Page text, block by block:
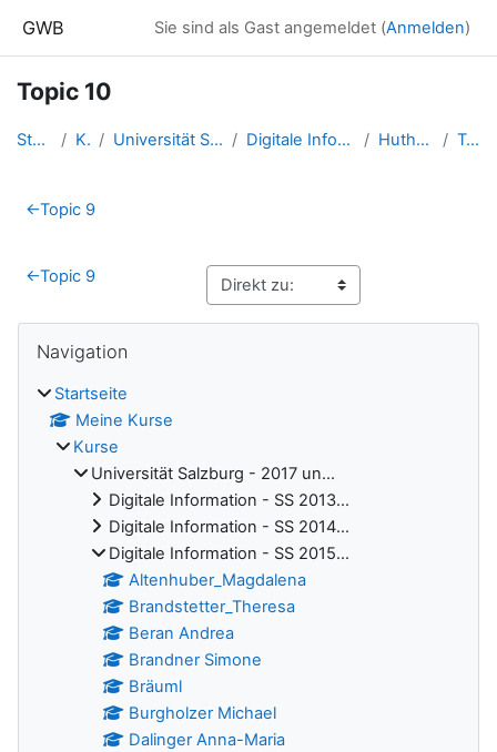
GWB Sie sind als Gast angemeldet (Anmelden)
Topic 10
Startseite Kurse Universität Salzburg - 2017 un... Digitale Information - SS 2015... Huthöfer Markus Topic 10
Abschnittsübersicht
←Topic 9
←Topic 9
Navigation
Startseite
Meine Kurse
Kurse
Universität Salzburg - 2017 un...
Digitale Information - SS 2013...
Digitale Information - SS 2014...
Digitale Information - SS 2015...
Altenhuber_Magdalena
Brandstetter_Theresa
Beran Andrea
Brandner Simone
Bräuml
Burgholzer Michael
Dalinger Anna-Maria